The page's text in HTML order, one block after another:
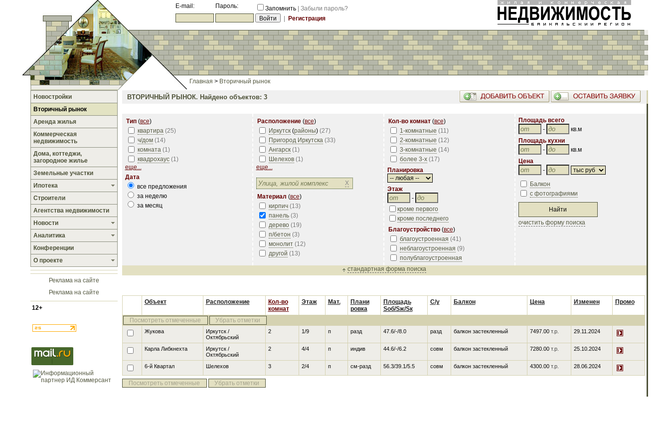
E-mail: Пароль: Запомнить
Забыли пароль?
Регистрация
Главная > Вторичный рынок
Новостройки
Вторичный рынок
Аренда жилья
Коммерческая
недвижимость
Дома, коттеджи,
загородное жилье
Земельные участки
Ипотека
Строители
Агентства недвижимости
Новости
Аналитика
Конференции
О проекте
Реклама на сайте
Реклама на сайте
12+
ВТОРИЧНЫЙ РЫНОК. Найдено объектов: 3
Тип(все)
квартира (25)
ч/дом (14)
комната (1)
квадрохаус (1)
еще...
Дата
все предложения
за неделю
за месяц
Расположение(все)
Иркутск (районы) (27)
Пригород Иркутска (33)
Ангарск (1)
Шелехов (1)
еще...
X
Материал (все)
кирпич (13)
панель (3)
дерево (19)
п/бетон (3)
монолит (12)
другой (13)
Кол-во комнат(все)
1-комнатные (11)
2-комнатные (12)
3-комнатные (14)
более 3-х (17)
Планировка
Этаж
-
кроме первого
кроме последнего
Благоустройство(все)
благоустроенная (41)
неблагоустроенная (9)
полублагоустроенная
Площадь всего
-
кв.м
Площадь кухни
-
кв.м
Цена
-
Балкон
с фотографиями
очистить форму поиска
стандартная форма поиска
Объект Расположение
Кол-во
комнат
Этаж Мат.
Плани
ровка
Площадь
Sоб/Sж/Sк
С/у Балкон Цена Изменен Промо
Посмотреть отмеченные Убрать отметки
Жукова
Иркутск /
Октябрьский
2 1/9 п разд 47.6/-/8.0 разд балкон застекленный 7497.00 т.р. 29.11.2024
Карла Либкнехта
Иркутск /
Октябрьский
2 4/4 п индив 44.6/-/6.2 совм балкон застекленный 7280.00 т.р. 25.10.2024
6-й Квартал Шелехов 3 2/4 п см-разд 56.3/39.1/5.5 совм балкон застекленный 4300.00 т.р. 28.06.2024
Посмотреть отмеченные Убрать отметки